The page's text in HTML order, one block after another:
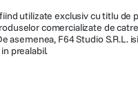
utilizate exclusiv cu titlu de
comercializate de
F64 Studio S.R.L.
prealabil.